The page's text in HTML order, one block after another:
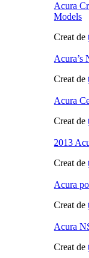
Acura
Models
Creat de
Acura’s
Creat de
Acura
Creat de
2013
Creat de
Acura
Creat de
Acura
Creat de